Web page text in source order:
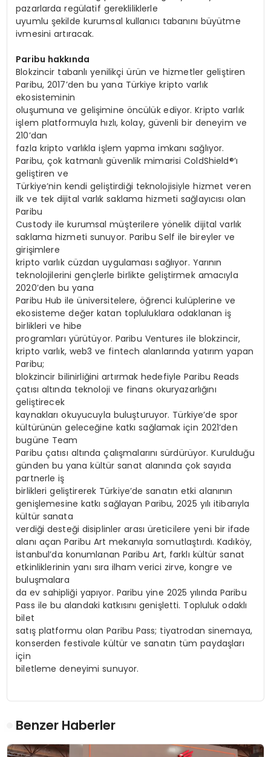
pazarlarda regülatif gerekliliklerle
uyumlu şekilde kurumsal kullanıcı tabanını büyütme
ivmesini artıracak.
Paribu hakkında
Blokzincir tabanlı yenilikçi ürün ve hizmetler geliştiren
Paribu, 2017’den bu yana Türkiye kripto varlık
ekosisteminin
oluşumuna ve gelişimine öncülük ediyor. Kripto varlık
işlem platformuyla hızlı, kolay, güvenli bir deneyim ve
210’dan
fazla kripto varlıkla işlem yapma imkanı sağlıyor.
Paribu, çok katmanlı güvenlik mimarisi ColdShield®’ı
geliştiren ve
Türkiye’nin kendi geliştirdiği teknolojisiyle hizmet veren
ilk ve tek dijital varlık saklama hizmeti sağlayıcısı olan
Paribu
Custody ile kurumsal müşterilere yönelik dijital varlık
saklama hizmeti sunuyor. Paribu Self ile bireyler ve
girişimlere
kripto varlık cüzdan uygulaması sağlıyor. Yarının
teknolojilerini gençlerle birlikte geliştirmek amacıyla
2020’den bu yana
Paribu Hub ile üniversitelere, öğrenci kulüplerine ve
ekosisteme değer katan topluluklara odaklanan iş
birlikleri ve hibe
programları yürütüyor. Paribu Ventures ile blokzincir,
kripto varlık, web3 ve fintech alanlarında yatırım yapan
Paribu;
blokzincir bilinirliğini artırmak hedefiyle Paribu Reads
çatısı altında teknoloji ve finans okuryazarlığını
geliştirecek
kaynakları okuyucuyla buluşturuyor. Türkiye’de spor
kültürünün geleceğine katkı sağlamak için 2021’den
bugüne Team
Paribu çatısı altında çalışmalarını sürdürüyor. Kurulduğu
günden bu yana kültür sanat alanında çok sayıda
partnerle iş
birlikleri geliştirerek Türkiye’de sanatın etki alanının
genişlemesine katkı sağlayan Paribu, 2025 yılı itibarıyla
kültür sanata
verdiği desteği disiplinler arası üreticilere yeni bir ifade
alanı açan Paribu Art mekanıyla somutlaştırdı. Kadıköy,
İstanbul’da konumlanan Paribu Art, farklı kültür sanat
etkinliklerinin yanı sıra ilham verici zirve, kongre ve
buluşmalara
da ev sahipliği yapıyor. Paribu yine 2025 yılında Paribu
Pass ile bu alandaki katkısını genişletti. Topluluk odaklı
bilet
satış platformu olan Paribu Pass; tiyatrodan sinemaya,
konserden festivale kültür ve sanatın tüm paydaşları
için
biletleme deneyimi sunuyor.
Benzer Haberler